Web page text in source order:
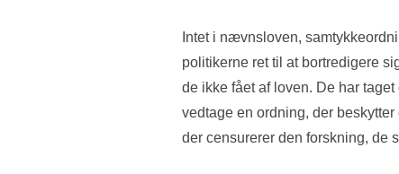
Intet i nævnsloven,
politikerne ret til at bortredigere
de ikke fået af loven. De har
vedtage en ordning, der
der censurerer den forskning, de